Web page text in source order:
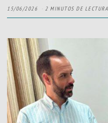
15/06/2026 2 MINUTOS DE LECTURA